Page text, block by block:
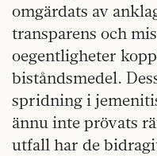
omgärdats av
transparens och
oegentligheter
biståndsmedel.
spridning i
ännu inte prövats
utfall har de